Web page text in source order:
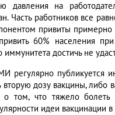
давления на
Часть работников все
привиты примерно
60% населения
достичь не
регулярно публикуется
дозу вакцины, либо
о том, что тяжело
идеи вакцинации